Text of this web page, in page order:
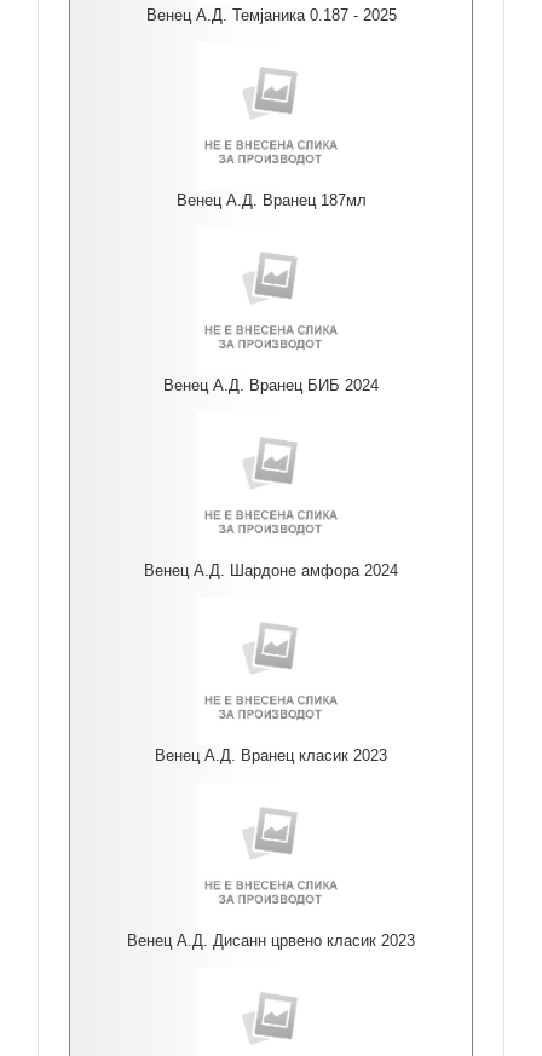
Венец А.Д. Темјаника 0.187 - 2025
Венец А.Д. Вранец 187мл
Венец А.Д. Вранец БИБ 2024
Венец А.Д. Шардоне амфора 2024
Венец А.Д. Вранец класик 2023
Венец А.Д. Дисанн црвено класик 2023